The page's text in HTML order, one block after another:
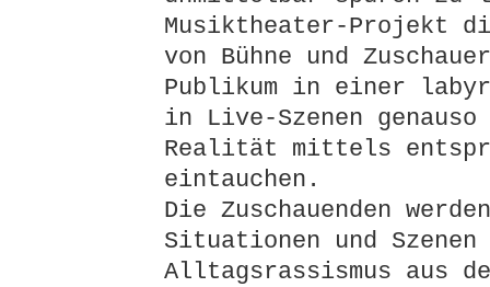
Musiktheater-Projekt
von Bühne und
Publikum in einer
in Live-Szenen
Realität mittels
eintauchen.
Die Zuschauenden
Situationen und
Alltagsrassismus aus